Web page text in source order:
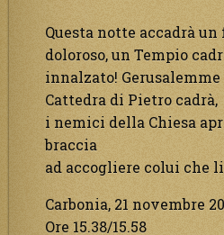
Questa notte accadrà
doloroso, un Tempio
innalzato!
Cattedra di Pietro cadrà,
i nemici della Chiesa
braccia
ad accogliere colui che
Carbonia, 21 novembre
Ore 15.38/15.58